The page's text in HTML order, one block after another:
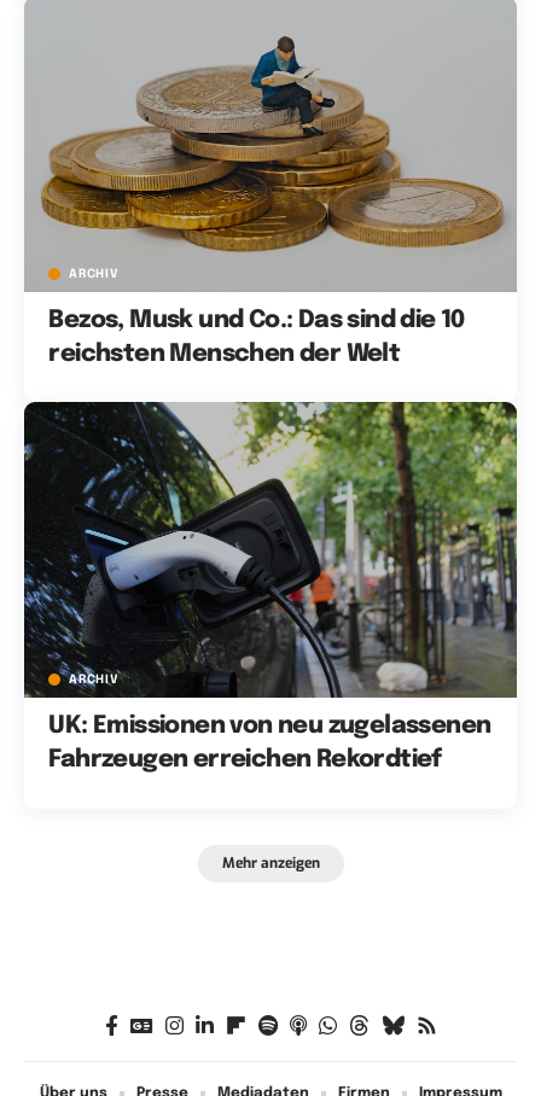
ARCHIV
Bezos, Musk und Co.: Das sind die 10
reichsten Menschen der Welt
ARCHIV
UK: Emissionen von neu zugelassenen
Fahrzeugen erreichen Rekordtief
Mehr anzeigen